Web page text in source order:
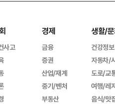
사고
경제
금융
증권
산업/재계
중기/벤처
부동산
생활/
건강정보
자동차/
도로/교
여행/레
음식/맛